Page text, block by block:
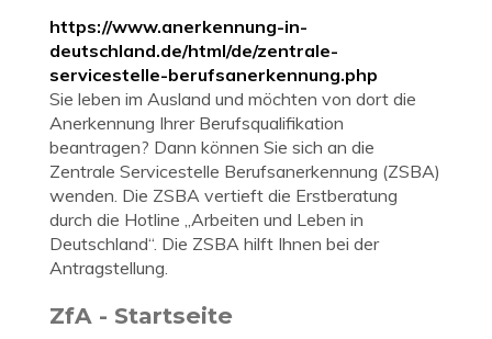
https://www.anerkennung-in-
deutschland.de/html/de/zentrale-
servicestelle-berufsanerkennung.php
Sie leben im Ausland und möchten von dort die
Anerkennung Ihrer Berufsqualifikation
beantragen? Dann können Sie sich an die
Zentrale Servicestelle Berufsanerkennung (ZSBA)
wenden. Die ZSBA vertieft die Erstberatung
durch die Hotline „Arbeiten und Leben in
Deutschland“. Die ZSBA hilft Ihnen bei der
Antragstellung.
ZfA - Startseite